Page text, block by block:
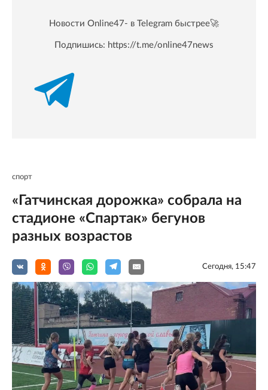
Новости Online47- в Telegram быстрее🚀
Подпишись: https://t.me/online47news
спорт
«Гатчинская дорожка» собрала на
стадионе «Спартак» бегунов
разных возрастов
Сегодня, 15:47